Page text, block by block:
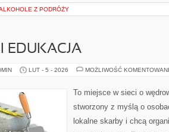
Z PODRÓŻY
EDUKACJA
LUT - 5 - 2026 MOŻLIWOŚĆ
To miejsce w sieci o
stworzony z myślą o
lokalne skarby i chcą